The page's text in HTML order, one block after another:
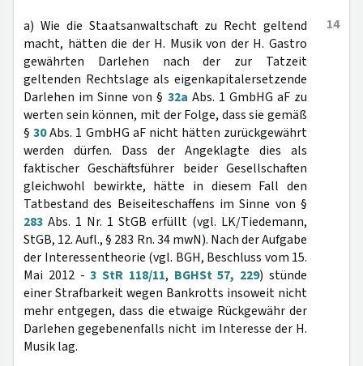
14
a) Wie die Staatsanwaltschaft zu Recht geltend
macht, hätten die der H. Musik von der H. Gastro
gewährten Darlehen nach der zur Tatzeit
geltenden Rechtslage als eigenkapitalersetzende
Darlehen im Sinne von § 32a Abs. 1 GmbHG aF zu
werten sein können, mit der Folge, dass sie gemäß
§30Abs. 1 GmbHG aF nicht hätten zurückgewährt
werden dürfen. Dass der Angeklagte dies als
faktischer Geschäftsführer beider Gesellschaften
gleichwohl bewirkte, hätte in diesem Fall den
Tatbestand des Beiseiteschaffens im Sinne von §
283 Abs. 1 Nr. 1 StGB erfüllt (vgl. LK/Tiedemann,
StGB, 12. Aufl., § 283 Rn. 34 mwN). Nach der Aufgabe
der Interessentheorie (vgl. BGH, Beschluss vom 15.
Mai 2012 -3 StR 118/11, BGHSt 57, 229) stünde
einer Strafbarkeit wegen Bankrotts insoweit nicht
mehr entgegen, dass die etwaige Rückgewähr der
Darlehen gegebenenfalls nicht im Interesse der H.
Musik lag.